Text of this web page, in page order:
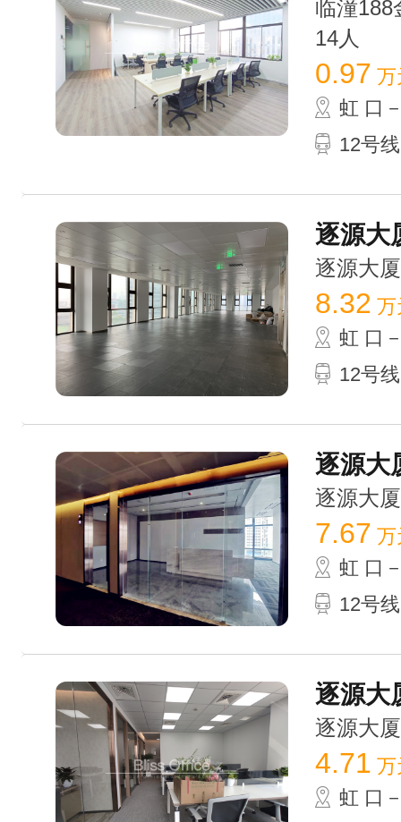
临潼188
14人
0.97 万
虹 口
12号
逐源大
逐源大
8.32 万
虹 口
12号
逐源大
逐源大
7.67 万
虹 口
12号
逐源大
逐源大
4.71 万
虹 口